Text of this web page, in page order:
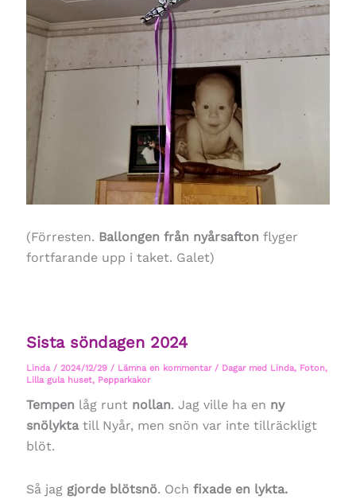
(Förresten. Ballongen från nyårsafton flyger
fortfarande upp i taket. Galet)
Sista söndagen 2024
Linda / 2024/12/29 / Lämna en kommentar / Dagar med Linda, Foton,
Lilla gula huset, Pepparkakor
Tempen låg runt nollan. Jag ville ha en ny
snölyktatill Nyår, men snön var inte tillräckligt
blöt.
Så jag gjorde blötsnö. Och fixade en lykta.